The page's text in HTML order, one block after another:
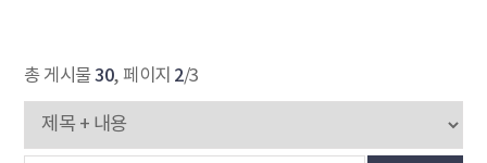
총 게시물30, 페이지 2/3